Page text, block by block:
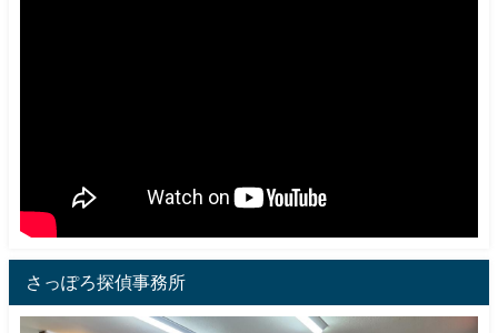
さっぽろ探偵事務所